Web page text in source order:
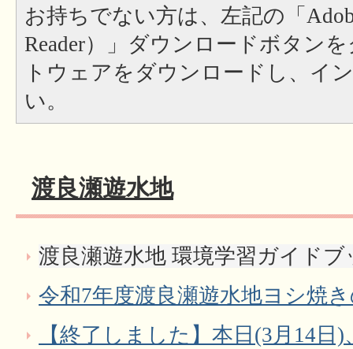
お持ちでない方は、左記の「
Reader）」ダウンロードボタン
トウェアをダウンロードし、イ
い。
渡良瀬遊水地
渡良瀬遊水地 環境学習ガイド
令和7年度渡良瀬遊水地ヨシ焼
【終了しました】本日(3月14日